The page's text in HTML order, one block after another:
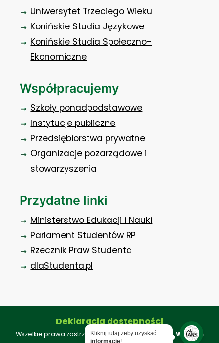
Uniwersytet Trzeciego Wieku
Konińskie Studia Językowe
Konińskie Studia Społeczno-
Ekonomiczne
Współpracujemy
Szkoły ponadpodstawowe
Instytucje publiczne
Przedsiębiorstwa prywatne
Organizacje pozarządowe i
stowarzyszenia
Przydatne linki
Ministerstwo Edukacji i Nauki
Parlament Studentów RP
Rzecznik Praw Studenta
dlaStudenta.pl
Deklaracja dostępności
Wszelkie prawa zastrzeżone ©. Projekt i realizacja:Webkon
Kliknij tutaj żeby uzyskać
informację!